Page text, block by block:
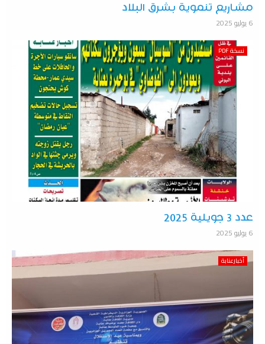
مشاريع تنموية بشرق البلاد
6 يوليو 2025
نسخة PDF
عدد 3 جويلية 2025
6 يوليو 2025
أخبارعنابة